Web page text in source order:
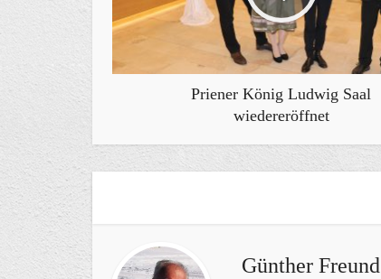
Priener König Ludwig Saal
wiedereröffnet
Günther Freund